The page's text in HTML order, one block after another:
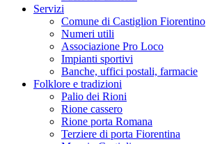
Servizi
Comune di Castiglion Fiorentino
Numeri utili
Associazione Pro Loco
Impianti sportivi
Banche, uffici postali, farmacie
Folklore e tradizioni
Palio dei Rioni
Rione cassero
Rione porta Romana
Terziere di porta Fiorentina